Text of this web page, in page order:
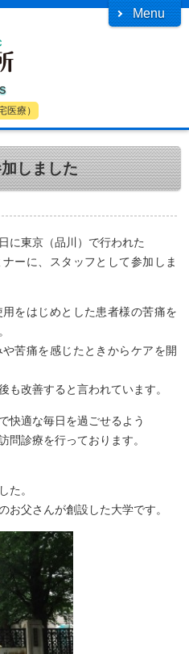
医療）
Menu
しました
に東京（品川）で行われた
ーに、スタッフとして参加しま
をはじめとした患者様の苦痛を
苦痛を感じたときからケアを開
も改善すると言われています。
快適な毎日を過ごせるよう
問診療を行っております。
た。
お父さんが創設した大学です。